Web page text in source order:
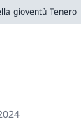
gioventù Tenero